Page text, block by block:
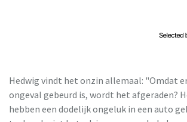
Hedwig vindt het onzin allemaal: "Omdat
ongeval gebeurd is, wordt het afgeraden?
hebben een dodelijk ongeluk in een auto